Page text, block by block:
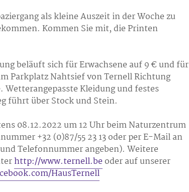
als kleine Auszeit in der Woche zu
Kommen Sie mit, die Printen
beläuft sich für Erwachsene auf 9 € und für
Parkplatz Nahtsief von Ternell Richtung
Kleidung und festes
führt über Stock und Stein.
08.12.2022 um 12 Uhr beim Naturzentrum
+32 (0)87/55 23 13 oder per E-Mail an
Telefonnummer angeben). Weitere
http://www.ternell.beoder auf unserer
HausTernell